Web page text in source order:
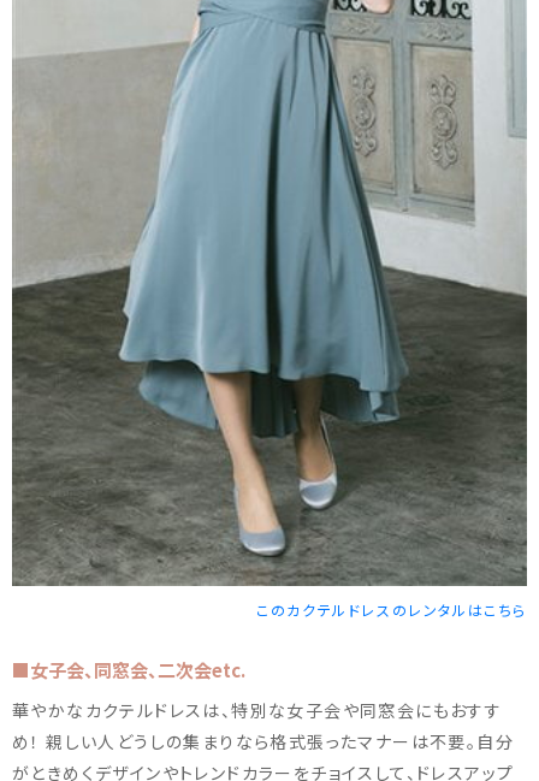
このカクテルドレスのレンタルはこちら
■女子会、同窓会、二次会etc.
華やかなカクテルドレスは、特別な女子会や同窓会にもおすす
め！ 親しい人どうしの集まりなら格式張ったマナーは不要。自分
がときめくデザインやトレンドカラーをチョイスして、ドレスアップ